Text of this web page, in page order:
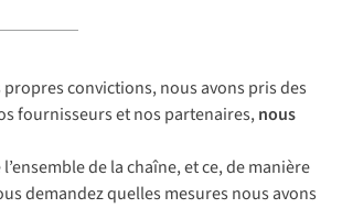
convictions, nous avons pris des
fournisseurs et nos partenaires,nous
de la chaîne, et ce, de manière
demandez quelles mesures nous avons